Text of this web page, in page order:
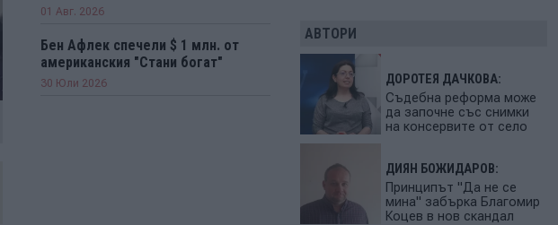
01 Авг. 2026
Бен Афлек спечели $ 1 млн. от
американския "Стани богат"
30 Юли 2026
АВТОРИ
ДОРОТЕЯ ДАЧКОВА:
Съдебна реформа може
да започне със снимки
на консервите от село
ДИЯН БОЖИДАРОВ:
Принципът "Да не се
мина" забърка Благомир
Коцев в нов скандал